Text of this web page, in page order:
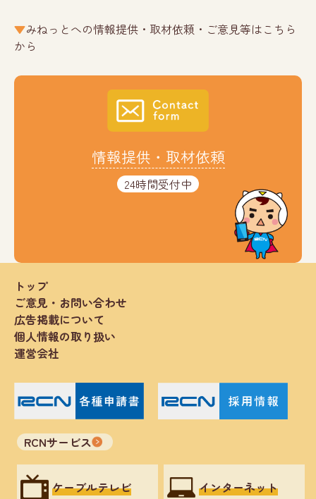
みねっとへの情報提供・取材依頼・ご意見等はこちら
から
情報提供・取材依頼
24時間受付中
トップ
ご意見・お問い合わせ
広告掲載について
個人情報の取り扱い
運営会社
RCNサービス
ケーブルテレビ インターネット